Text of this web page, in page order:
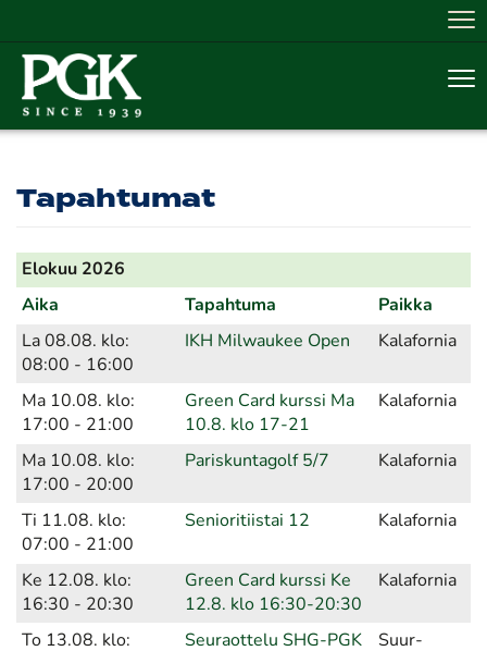
Tapahtumat
Elokuu 2026
Aika Tapahtuma Paikka
La 08.08. klo:
08:00 - 16:00
IKH Milwaukee Open Kalafornia
Ma 10.08. klo:
17:00 - 21:00
Green Card kurssi Ma
10.8. klo 17-21
Kalafornia
Ma 10.08. klo:
17:00 - 20:00
Pariskuntagolf 5/7 Kalafornia
Ti 11.08. klo:
07:00 - 21:00
Senioritiistai 12 Kalafornia
Ke 12.08. klo:
16:30 - 20:30
Green Card kurssi Ke
12.8. klo 16:30-20:30
Kalafornia
To 13.08. klo:
Seuraottelu SHG-PGK
Suur-